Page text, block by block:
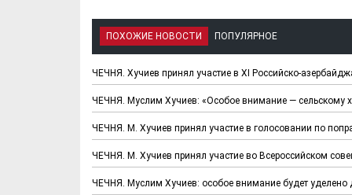
ПОХОЖИЕ НОВОСТИ ПОПУЛЯРНОЕ
ЧЕЧНЯ. Хучиев принял участие в ХI Российско-
ЧЕЧНЯ. Муслим Хучиев: «Особое внимание — сельскому
ЧЕЧНЯ. М. Хучиев принял участие в голосовании по
ЧЕЧНЯ. М. Хучиев принял участие во Всероссийском
ЧЕЧНЯ. Муслим Хучиев: особое внимание будет уделено